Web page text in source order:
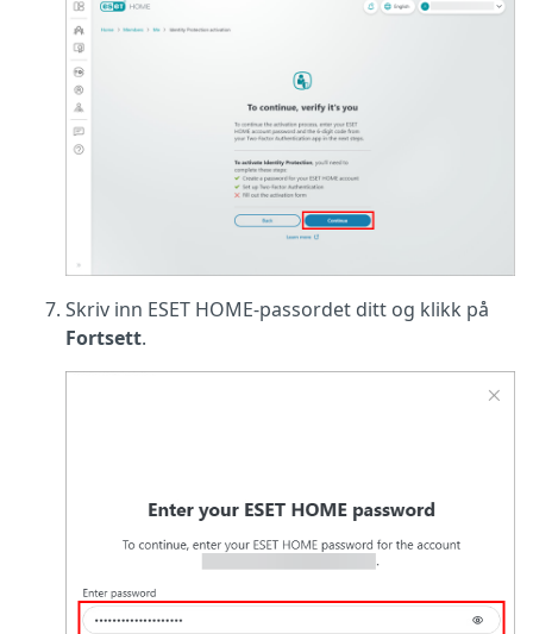
Skriv inn ESET HOME-passordet ditt og klikk på
Fortsett.